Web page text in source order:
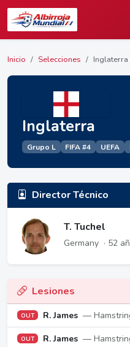
Inicio Selecciones Inglaterra
Inglaterra
Grupo L FIFA #4 UEFA
Director Técnico
T. Tuchel
Germany · 52
Lesiones
OUT R. James —
OUT R. James —